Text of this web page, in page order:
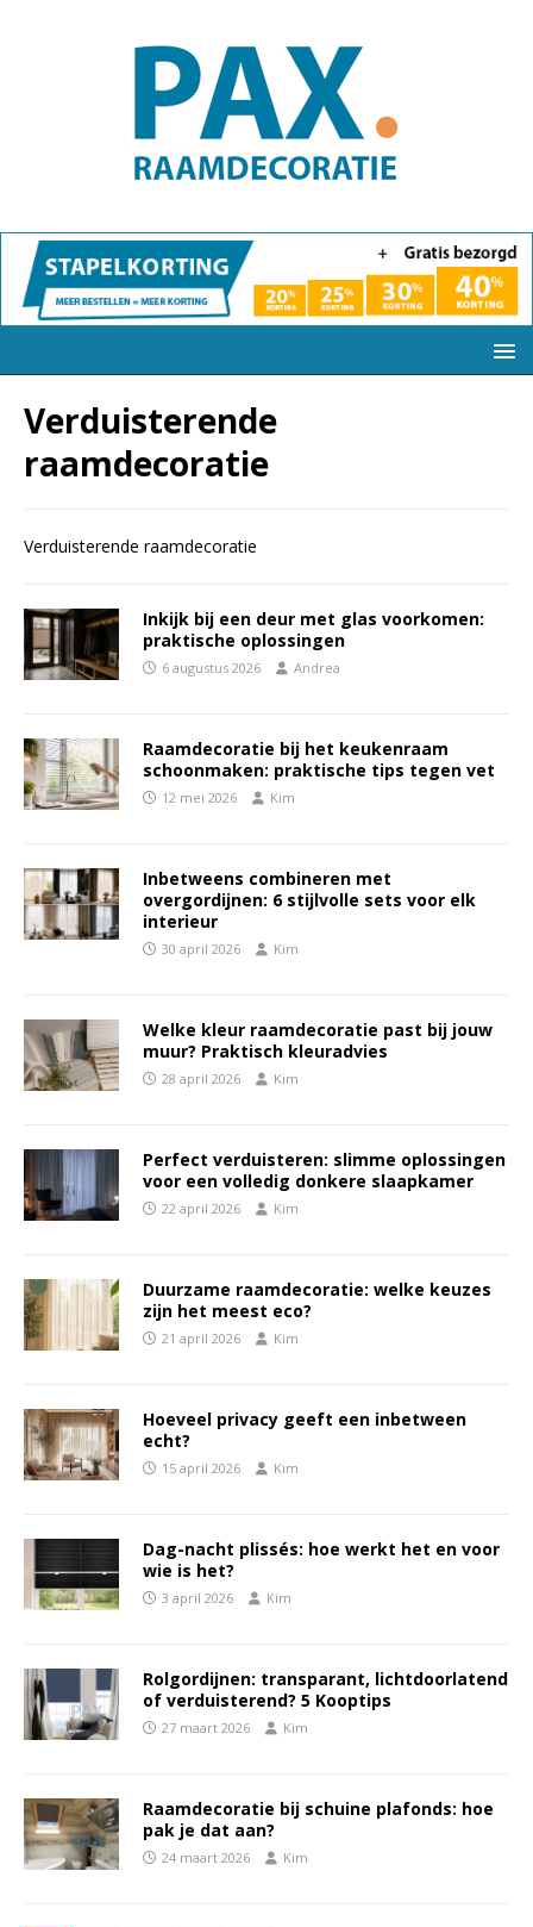
Verduisterende
raamdecoratie
Verduisterende raamdecoratie
Inkijk bij een deur met glas voorkomen:
praktische oplossingen
6 augustus 2026 Andrea
Raamdecoratie bij het keukenraam
schoonmaken: praktische tips tegen vet
12 mei 2026 Kim
Inbetweens combineren met
overgordijnen: 6 stijlvolle sets voor elk
interieur
30 april 2026 Kim
Welke kleur raamdecoratie past bij jouw
muur? Praktisch kleuradvies
28 april 2026 Kim
Perfect verduisteren: slimme oplossingen
voor een volledig donkere slaapkamer
22 april 2026 Kim
Duurzame raamdecoratie: welke keuzes
zijn het meest eco?
21 april 2026 Kim
Hoeveel privacy geeft een inbetween
echt?
15 april 2026 Kim
Dag-nacht plissés: hoe werkt het en voor
wie is het?
3 april 2026 Kim
Rolgordijnen: transparant, lichtdoorlatend
of verduisterend? 5 Kooptips
27 maart 2026 Kim
Raamdecoratie bij schuine plafonds: hoe
pak je dat aan?
24 maart 2026 Kim